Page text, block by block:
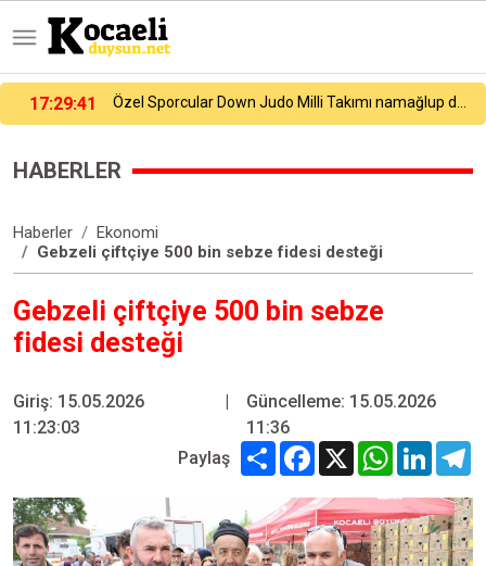
17:29:41
HABERLER
Haberler
Ekonomi
Gebzeli çiftçiye 500 bin sebze fidesi desteği
Gebzeli çiftçiye 500 bin sebze
fidesi desteği
Giriş: 15.05.2026
11:23:03
|
Güncelleme: 15.05.2026
11:36
Paylaş
Share Facebook
X WhatsApp